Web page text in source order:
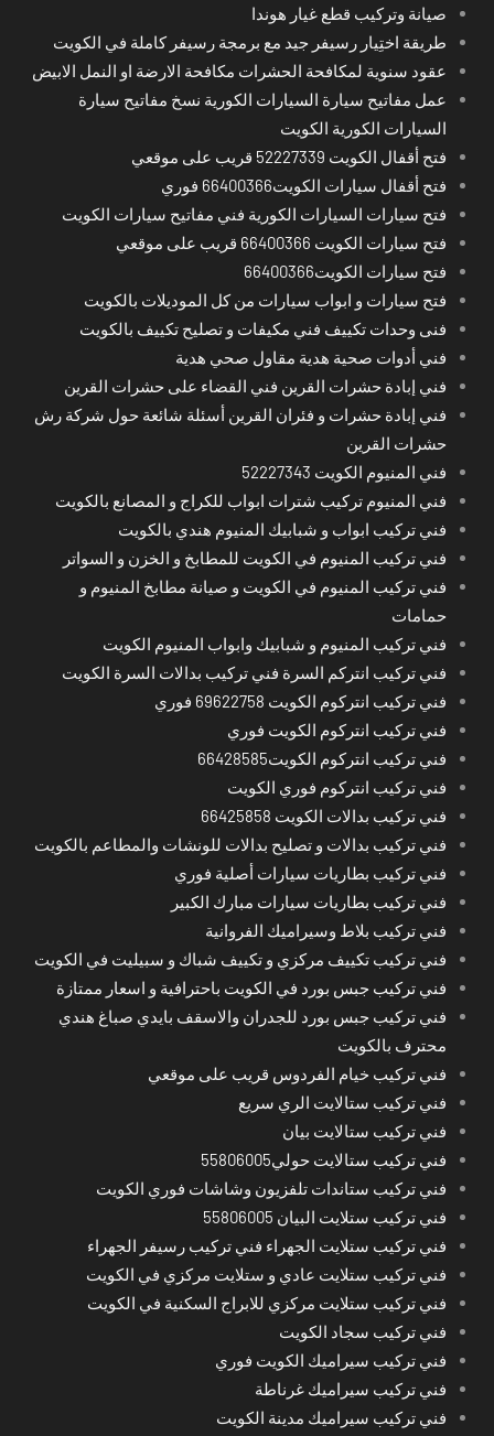
صيانة وتركيب قطع غيار هوندا
طريقة اختِيار رسيفر جيد مع برمجة رسيفر كاملة في الكويت
عقود سنوية لمكافحة الحشرات مكافحة الارضة او النمل الابيض
عمل مفاتيح سيارة السيارات الكورية نسخ مفاتيح سيارة
السيارات الكورية الكويت
فتح أقفال الكويت 52227339 قريب على موقعي
فتح أقفال سيارات الكويت66400366 فوري
فتح سيارات السيارات الكورية فني مفاتيح سيارات الكويت
فتح سيارات الكويت 66400366 قريب على موقعي
فتح سيارات الكويت66400366
فتح سيارات و ابواب سيارات من كل الموديلات بالكويت
فنى وحدات تكييف فني مكيفات و تصليح تكييف بالكويت
فني أدوات صحية هدية مقاول صحي هدية
فني إبادة حشرات القرين فني القضاء على حشرات القرين
فني إبادة حشرات و فئران القرين أسئلة شائعة حول شركة رش
حشرات القرين
فني المنيوم الكويت 52227343
فني المنيوم تركيب شترات ابواب للكراج و المصانع بالكويت
فني تركيب ابواب و شبابيك المنيوم هندي بالكويت
فني تركيب المنيوم في الكويت للمطابخ و الخزن و السواتر
فني تركيب المنيوم في الكويت و صيانة مطابخ المنيوم و
حمامات
فني تركيب المنيوم و شبابيك وابواب المنيوم الكويت
فني تركيب انتركم السرة فني تركيب بدالات السرة الكويت
فني تركيب انتركوم الكويت 69622758 فوري
فني تركيب انتركوم الكويت فوري
فني تركيب انتركوم الكويت66428585
فني تركيب انتركوم فوري الكويت
فني تركيب بدالات الكويت 66425858
فني تركيب بدالات و تصليح بدالات للونشات والمطاعم بالكويت
فني تركيب بطاريات سيارات أصلية فوري
فني تركيب بطاريات سيارات مبارك الكبير
فني تركيب بلاط وسيراميك الفروانية
فني تركيب تكييف مركزي و تكييف شباك و سبيليت في الكويت
فني تركيب جبس بورد في الكويت باحترافية و اسعار ممتازة
فني تركيب جبس بورد للجدران والاسقف بايدي صباغ هندي
محترف بالكويت
فني تركيب خيام الفردوس قريب على موقعي
فني تركيب ستالايت الري سريع
فني تركيب ستالايت بيان
فني تركيب ستالايت حولي55806005
فني تركيب ستاندات تلفزيون وشاشات فوري الكويت
فني تركيب ستلايت البيان 55806005
فني تركيب ستلايت الجهراء فني تركيب رسيفر الجهراء
فني تركيب ستلايت عادي و ستلايت مركزي في الكويت
فني تركيب ستلايت مركزي للابراج السكنية في الكويت
فني تركيب سجاد الكويت
فني تركيب سيراميك الكويت فوري
فني تركيب سيراميك غرناطة
فني تركيب سيراميك مدينة الكويت